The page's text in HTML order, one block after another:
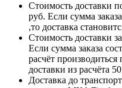
Стоимость доставки
руб. Если сумма
,то доставка
Стоимость доставки
Если сумма заказа
расчёт
доставки из расчёта
Доставка до